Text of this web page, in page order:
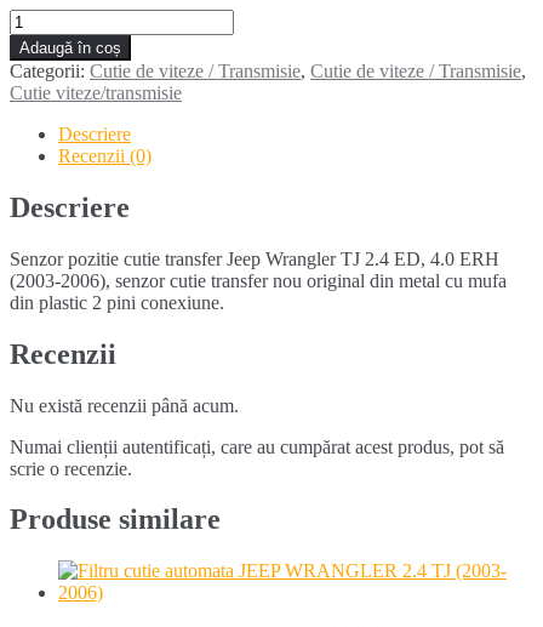
Cantitate
Senzor
pozitie
cutie
transfer
JEEP
WRANGLER
2.4
4.0
2006)
Adaugă în coș
Categorii: Cutie de viteze / Transmisie, Cutie de viteze / Transmisie,
Cutie viteze/transmisie
Descriere
Recenzii (0)
Descriere
Senzor pozitie cutie transfer Jeep Wrangler TJ 2.4 ED, 4.0 ERH
(2003-2006), senzor cutie transfer nou original din metal cu mufa
din plastic 2 pini conexiune.
Recenzii
Nu există recenzii până acum.
Numai clienții autentificați, care au cumpărat acest produs, pot să
scrie o recenzie.
Produse similare